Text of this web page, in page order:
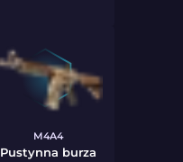
M4A4
Pustynna burza